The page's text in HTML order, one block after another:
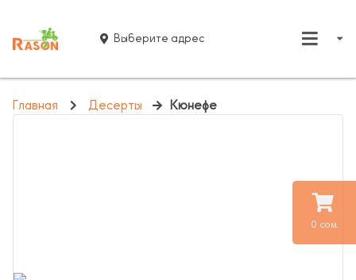
0 сом.
Выберите адрес
Главная Десерты Кюнефе